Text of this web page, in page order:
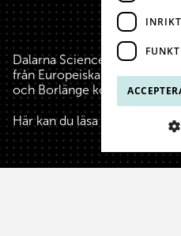
Dalarna Science Park är
från Europeiska Unionen,
och Borlänge kommun.
Här kan du läsa mer om oss,